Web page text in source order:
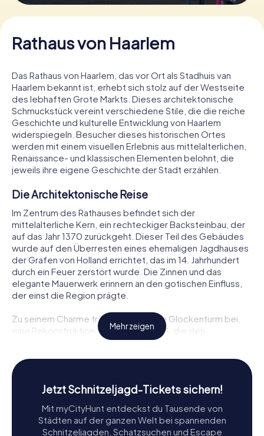
Rathaus von Haarlem
Das Rathaus von Haarlem, das vor Ort als Stadhuis van
Haarlem bekannt ist, erhebt sich stolz auf der Westseite
des lebhaften Grote Markts. Dieses architektonische
Schmuckstück vereint verschiedene Stile, die die reiche
Geschichte und kulturelle Entwicklung von Haarlem
widerspiegeln. Besucher dieses historischen Ortes
werden mit einem visuellen Erlebnis aus mittelalterlichen,
Renaissance- und klassischen Elementen belohnt, die
jeweils ihre eigene Geschichte der Stadt erzählen.
Die Architektonische Reise
Im Zentrum des Rathauses befindet sich der
mittelalterliche Kern, ein rechteckiger Backsteinbau, der
auf das Jahr 1370 zurückgeht. Dieser Teil des Gebäudes
wurde auf den Überresten eines ehemaligen Jagdhauses
der Grafen von Holland errichtet, das im 14. Jahrhundert
durch ein Feuer zerstört wurde. Die Zinnen und das
elegante Mauerwerk erinnern an den gotischen Einfluss,
der einst die Region prägte.
Zu seinem Charme trägt der schlanke Glockenturm bei,
eine Rekonstruktion aus dem Jahr 1914, die den
ursprünglichen Turm nachbildet, der zwischen 1465 und
seine Krone aus dem frühen 16. Jahrhundert bleibt ein
markantes Merkmal der Skyline von Haarlem.
Einflüsse der Renaissance und Klassik
Rechts und links vom Hauptgebäude stehen zwei
markante Bauwerke, jedes mit einer eigenen
Mehr zeigen
Jetzt Schnitzeljagd-Tickets sichern!
Mit myCityHunt entdeckst du Tausende von
Städten auf der ganzen Welt bei spannenden
Schnitzeljagden, Schatzsuchen und Escape